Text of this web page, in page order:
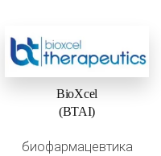
BioXcel
(BTAI)
биофармацевтика